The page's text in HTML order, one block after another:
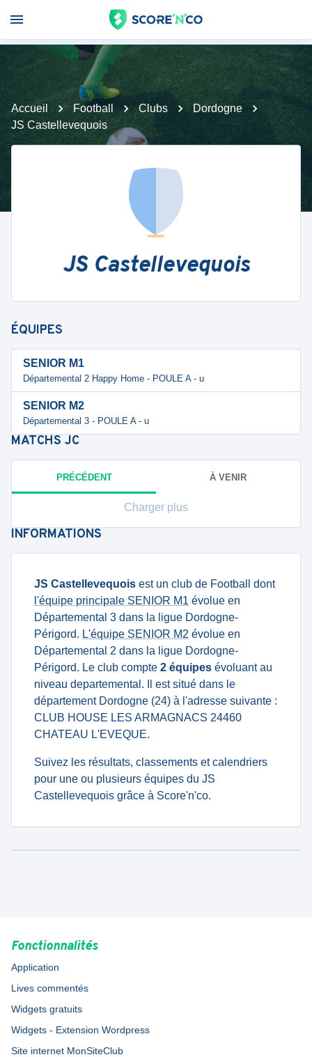
Accueil Football Clubs
Dordogne
JS Castellevequois
JS Castellevequois
ÉQUIPES
SENIOR M1
Départemental 2 Happy Home - POULE A - u
SENIOR M2
Départemental 3 - POULE A - u
MATCHS JC
PRÉCÉDENT À VENIR
Charger plus
INFORMATIONS
JS Castellevequois est un club de Football dont
l'équipe principale SENIOR M1 évolue en
Départemental 3 dans la ligue Dordogne-
Périgord. L'équipe SENIOR M2 évolue en
Départemental 2 dans la ligue Dordogne-
Périgord. Le club compte 2 équipes évoluant au
niveau departemental. Il est situé dans le
département Dordogne (24) à l'adresse suivante :
CLUB HOUSE LES ARMAGNACS 24460
CHATEAU L'EVEQUE.
Suivez les résultats, classements et calendriers
pour une ou plusieurs équipes du JS
Castellevequois grâce à Score'n'co.
Fonctionnalités
Application
Lives commentés
Widgets gratuits
Widgets - Extension Wordpress
Site internet MonSiteClub